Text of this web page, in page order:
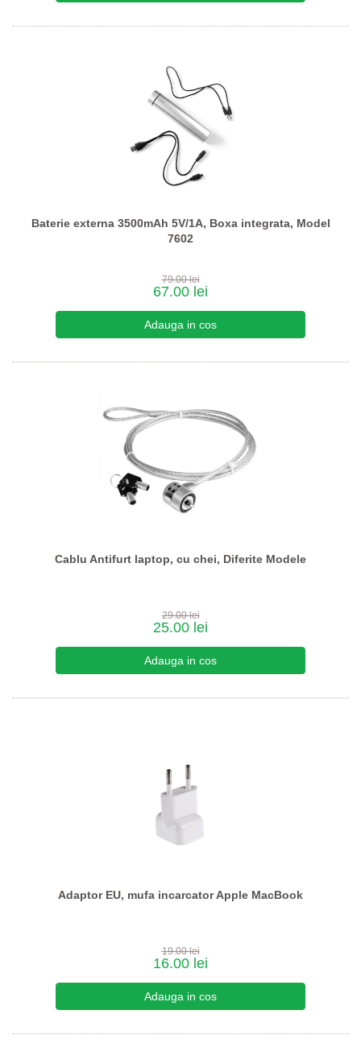
Baterie externa 3500mAh 5V/1A, Boxa integrata, Model
7602
79.00 lei
67.00 lei
Cablu Antifurt laptop, cu chei, Diferite Modele
29.00 lei
25.00 lei
Adaptor EU, mufa incarcator Apple MacBook
19.00 lei
16.00 lei